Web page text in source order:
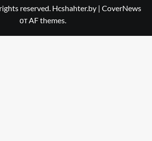
reserved. Hcshahter.by | CoverNews
от AF themes.